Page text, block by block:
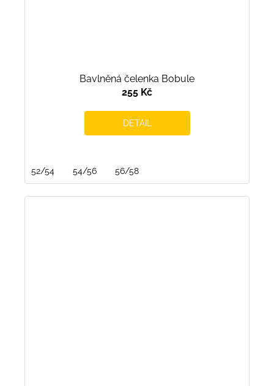
Bavlněná čelenka Bobule
255 Kč
DETAIL
52/54 54/56 56/58